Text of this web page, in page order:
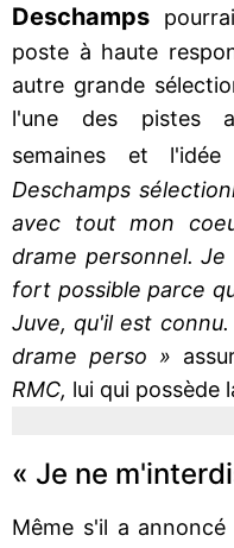
Deschamps
poste à haute
autre grande
l'une des pistes
semaines et
Deschamps
avec tout mon
drame personnel.
fort possible parce
Juve, qu'il est
drame perso »
RMC, lui qui possède
« Je ne
Même s'il a